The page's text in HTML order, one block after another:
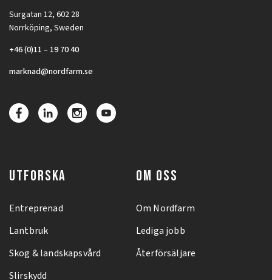
Surgatan 12, 602 28
Norrköping, Sweden
+46 (0)11 – 19 70 40
marknad@nordfarm.se
UTFORSKA
Entreprenad
Lantbruk
Skog & landskapsvård
Slirskydd
OM OSS
Om Nordfarm
Lediga jobb
Återförsäljare